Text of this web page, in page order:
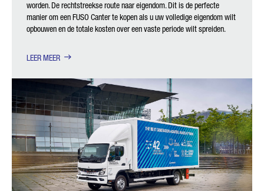
worden. De rechtstreekse route naar eigendom. Dit is de perfecte
manier om een FUSO Canter te kopen als u uw volledige eigendom wilt
opbouwen en de totale kosten over een vaste periode wilt spreiden.
LEER MEER